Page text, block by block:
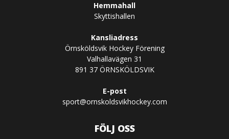
Hemmahall
Skyttishallen
Kansliadress
Örnsköldsvik Hockey Förening
Valhallavägen 31
891 37 ÖRNSKÖLDSVIK
E-post
sport@ornskoldsvikhockey.com
FÖLJ OSS